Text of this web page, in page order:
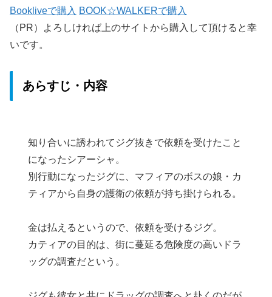
Bookliveで購入 BOOK☆WALKERで購入
（PR）よろしければ上のサイトから購入して頂けると幸
いです。
あらすじ・内容
知り合いに誘われてジグ抜きで依頼を受けたこと
になったシアーシャ。
別行動になったジグに、マフィアのボスの娘・カ
ティアから自身の護衛の依頼が持ち掛けられる。
金は払えるというので、依頼を受けるジグ。
カティアの目的は、街に蔓延る危険度の高いドラ
ッグの調査だという。